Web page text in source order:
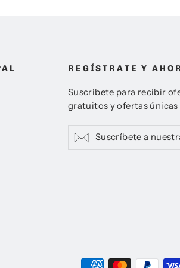
REGÍSTRATE Y
Suscríbete para recibir
gratuitos y ofertas únicas
Suscribir